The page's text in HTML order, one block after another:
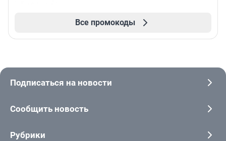
Все промокоды
Подписаться на новости
Сообщить новость
Рубрики